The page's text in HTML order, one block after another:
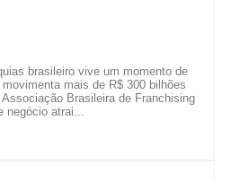
brasileiro vive um momento de
mais de R$ 300 bilhões
Brasileira de Franchising
negócio atrai...